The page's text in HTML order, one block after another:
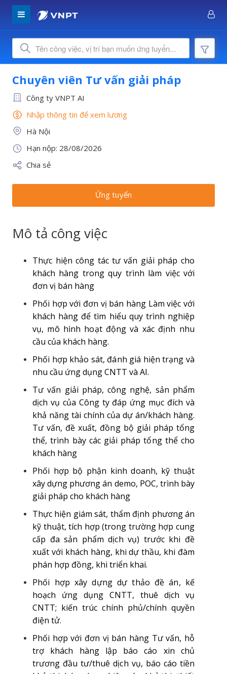
Chuyên viên Tư vấn giải pháp
Công ty VNPT AI
Nhập thông tin để xem lương
Hà Nội
Hạn nộp: 28/08/2026
Chia sẻ
Ứng tuyển
Mô tả công việc
Thực hiện công tác tư vấn giải pháp cho
khách hàng trong quy trình làm việc với
đơn vị bán hàng
Phối hợp với đơn vị bán hàng Làm việc với
khách hàng để tìm hiểu quy trình nghiệp
vụ, mô hình hoạt động và xác định nhu
cầu của khách hàng.
Phối hợp khảo sát, đánh giá hiện trạng và
nhu cầu ứng dụng CNTT và AI.
Tư vấn giải pháp, công nghệ, sản phẩm
dịch vụ của Công ty đáp ứng mục đích và
khả năng tài chính của dự án/khách hàng.
Tư vấn, đề xuất, đồng bộ giải pháp tổng
thể, trình bày các giải pháp tổng thể cho
khách hàng
Phối hợp bộ phận kinh doanh, kỹ thuật
xây dựng phương án demo, POC, trình bày
giải pháp cho khách hàng
Thực hiện giám sát, thẩm định phương án
kỹ thuật, tích hợp (trong trường hợp cung
cấp đa sản phẩm dịch vụ) trước khi đề
xuất với khách hàng, khi dự thầu, khi đàm
phán hợp đồng, khi triển khai.
Phối hợp xây dựng dự thảo đề án, kế
hoạch ứng dụng CNTT, thuê dịch vụ
CNTT; kiến trúc chính phủ/chính quyền
điện tử.
Phối hợp với đơn vị bán hàng Tư vấn, hỗ
trợ khách hàng lập báo cáo xin chủ
trương đầu tư/thuê dịch vụ, báo cáo tiền